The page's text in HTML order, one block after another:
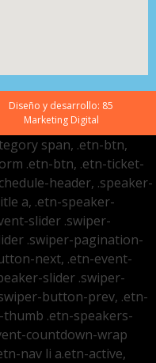
Diseño y desarrollo: 85
Marketing Digital
span, .etn-btn,
.etn-btn, .etn-ticket-
header, .speaker-
a, .etn-speaker-
slider .swiper-
.swiper-pagination-
next, .etn-event-
slider .swiper-
button-prev, .etn-
.etn-speakers-
countdown-wrap
nav li a.etn-active,